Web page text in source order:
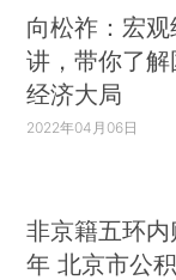
向松祚：宏
讲，带你了
经济大局
2022年04月06日
非京籍五环
年 北京市公